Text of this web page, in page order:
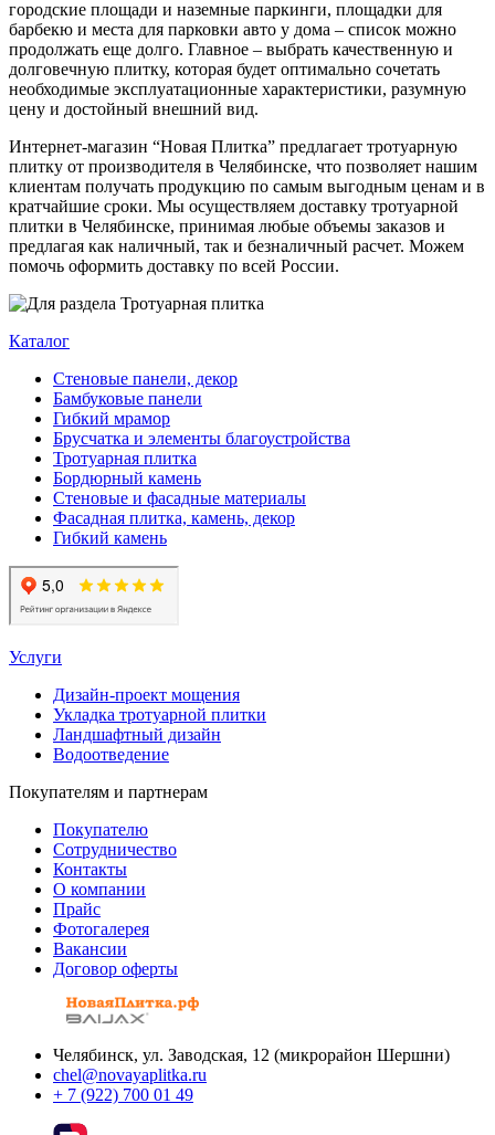
городские площади и наземные паркинги, площадки для
барбекю и места для парковки авто у дома – список можно
продолжать еще долго. Главное – выбрать качественную и
долговечную плитку, которая будет оптимально сочетать
необходимые эксплуатационные характеристики, разумную
цену и достойный внешний вид.
Интернет-магазин “Новая Плитка” предлагает тротуарную
плитку от производителя в Челябинске, что позволяет нашим
клиентам получать продукцию по самым выгодным ценам и в
кратчайшие сроки. Мы осуществляем доставку тротуарной
плитки в Челябинске, принимая любые объемы заказов и
предлагая как наличный, так и безналичный расчет. Можем
помочь оформить доставку по всей России.
Каталог
Стеновые панели, декор
Бамбуковые панели
Гибкий мрамор
Брусчатка и элементы благоустройства
Тротуарная плитка
Бордюрный камень
Стеновые и фасадные материалы
Фасадная плитка, камень, декор
Гибкий камень
Услуги
Дизайн-проект мощения
Укладка тротуарной плитки
Ландшафтный дизайн
Водоотведение
Покупателям и партнерам
Покупателю
Сотрудничество
Контакты
О компании
Прайс
Фотогалерея
Вакансии
Договор оферты
Челябинск, ул. Заводская, 12 (микрорайон Шершни)
chel@novayaplitka.ru
+ 7 (922) 700 01 49